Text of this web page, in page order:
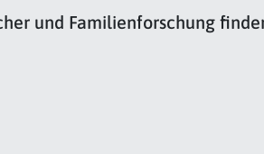
und Familienforschung